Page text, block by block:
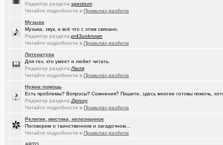
Консультация по конфигурации ПК(falcon)
Жилищный вопрос
Где ремонтируют Oculus Quest?
Почему в городе не отключают отопление?
Какое выбрать отопление для частного дома?
механика интеллекта
Традиционный сбор памперсов для перинатального центра 2025
Самогоноварение. Кто как? (интересу..)
Какие буквы на гос. номере сейчас идут???
Редактор раздела:spectrum
Читайте подробности в Правилах раздела
Музыка
Музыка, звук, и всё что с этим связано.
Редактор раздела:pr43unknown
Читайте подробности в Правилах раздела
Литература
Для тех, кто умеет и любит читать.
Редактор раздела:Люля
Читайте подробности в Правилах раздела
Нужна помощь
Есть проблемы? Вопросы? Сомнения? Пишите, здесь многие готовы помочь,
Редактор раздела:Ziproxy
Читайте подробности в Правилах раздела
Религия, мистика, непознанное
Поговорим о таинственном и загадочном...
Читайте подробности в Правилах раздела